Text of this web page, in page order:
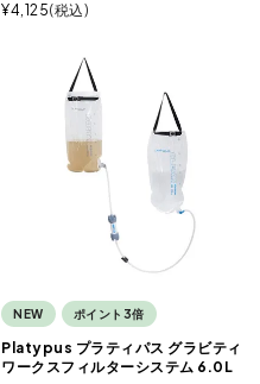
¥4,125 税込
NEW ポイント3倍
Platypus プラティパス グラビティ
ワークスフィルターシステム 6.0L